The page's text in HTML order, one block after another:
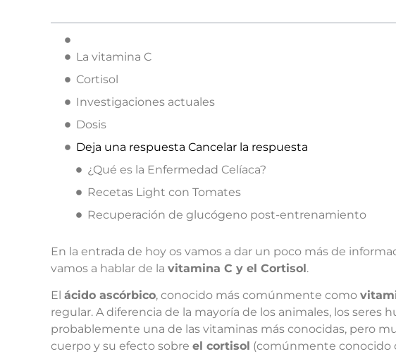
La vitamina C
Cortisol
Investigaciones actuales
Dosis
Deja una respuesta Cancelar la respuesta
¿Qué es la Enfermedad Celíaca?
Recetas Light con Tomates
Recuperación de glucógeno post-entrenamiento
En la entrada de hoy os vamos a dar un poco más de
vamos a hablar de la vitamina C y el Cortisol.
El ácido ascórbico, conocido más comúnmente como
regular. A diferencia de la mayoría de los animales, los
probablemente una de las vitaminas más conocidas, pero
cuerpo y su efecto sobre el cortisol (comúnmente conocido